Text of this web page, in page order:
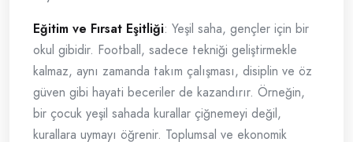
Eğitim ve Fırsat Eşitliği: Yeşil saha, gençler için bir
okul gibidir. Football, sadece tekniği geliştirmekle
kalmaz, aynı zamanda takım çalışması, disiplin ve öz
güven gibi hayati beceriler de kazandırır. Örneğin,
bir çocuk yeşil sahada kurallar çiğnemeyi değil,
kurallara uymayı öğrenir. Toplumsal ve ekonomik